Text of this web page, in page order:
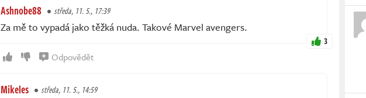
Ashnobe88 středa, 11. 5., 17:39
Za mě to vypadá jako těžká nuda. Takové Marvel avengers.
3
Odpovědět
Mikeles středa, 11. 5., 14:59